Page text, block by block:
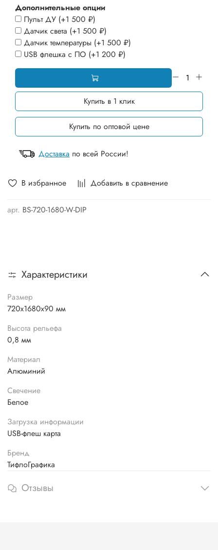
В избранное Добавить в сравнение
арт. BS-720-1680-W-DIP
Дополнительные опции
Пульт ДУ (+1 500 ₽)
Датчик света (+1 500 ₽)
Датчик температуры (+1 500 ₽)
USB флешка с ПО (+1 200 ₽)
Купить в 1 клик
Купить по оптовой цене
Доставка по всей России!
Характеристики
Размер
720х1680х90 мм
Высота рельефа
0,8 мм
Материал
Алюминий
Свечение
Белое
Загрузка информации
USB-флеш карта
Бренд
ТифлоГрафика
Отзывы